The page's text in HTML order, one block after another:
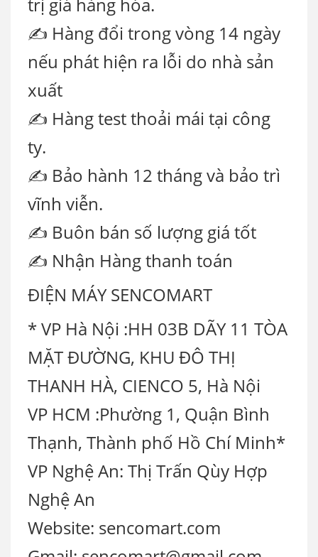
trị giá hàng hóa.
✍ Hàng đổi trong vòng 14 ngày
nếu phát hiện ra lỗi do nhà sản
xuất
✍ Hàng test thoải mái tại công
ty.
✍ Bảo hành 12 tháng và bảo trì
vĩnh viễn.
✍ Buôn bán số lượng giá tốt
✍ Nhận Hàng thanh toán
ĐIỆN MÁY SENCOMART
* VP Hà Nội :HH 03B DÃY 11 TÒA
MẶT ĐƯỜNG, KHU ĐÔ THỊ
THANH HÀ, CIENCO 5, Hà Nội
VP HCM :Phường 1, Quận Bình
Thạnh, Thành phố Hồ Chí Minh*
VP Nghệ An: Thị Trấn Qùy Hợp
Nghệ An
Website: sencomart.com